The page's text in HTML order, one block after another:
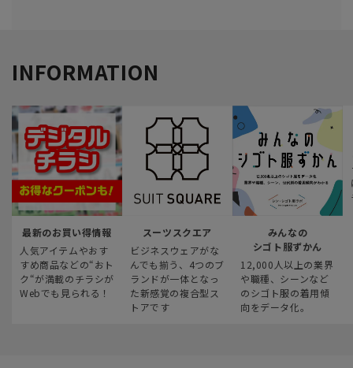
INFORMATION
最新のお買い得情報
人気アイテムやおす
すめ商品などの“おト
ク“が満載のチラシが
Webでも見られる！
スーツスクエア
ビジネスウェアがな
んでも揃う、4つのブ
ランドが一体となっ
た新感覚の複合型ス
トアです
みんなの
シゴト服ずかん
12,000人以上の業界
や職種、シーンなど
のシゴト服の着用傾
向をデータ化。